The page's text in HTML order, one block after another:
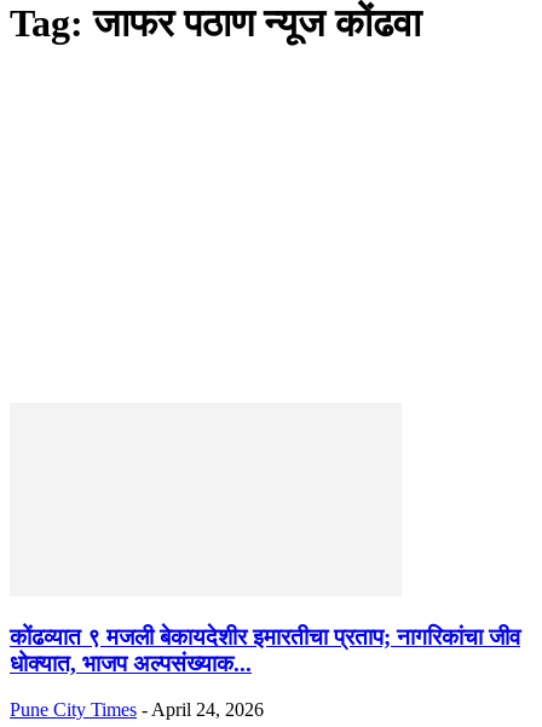
Tag: जाफर पठाण न्यूज कोंढवा
कोंढव्यात ९ मजली बेकायदेशीर इमारतीचा प्रताप; नागरिकांचा जीव
धोक्यात, भाजप अल्पसंख्याक...
Pune City Times - April 24, 2026